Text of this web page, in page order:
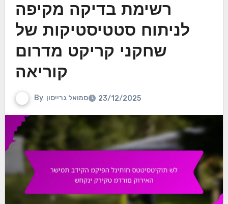
רשימת בדיקה מקיפה
לניתוח סטטיסטיקות של
שחקני קריקט מדרום
קוריאה
By סמואל גרייסון 23/12/2025